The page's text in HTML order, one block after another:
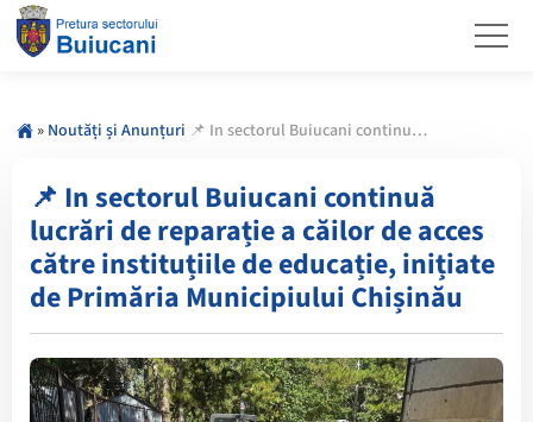
» Noutăți și Anunțuri 📌 In sectorul Buiucani continuă lucrări de reparație a căilor de acces către instituțiile de educație, inițiate de Primăria Municipiului Chișinău
📌 In sectorul Buiucani continuă
lucrări de reparație a căilor de acces
către instituțiile de educație, inițiate
de Primăria Municipiului Chișinău